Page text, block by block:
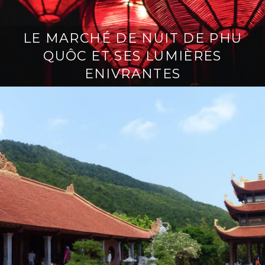
LE MARCHÉ DE NUIT DE PHU
QUÔC ET SES LUMIÈRES
ENIVRANTES